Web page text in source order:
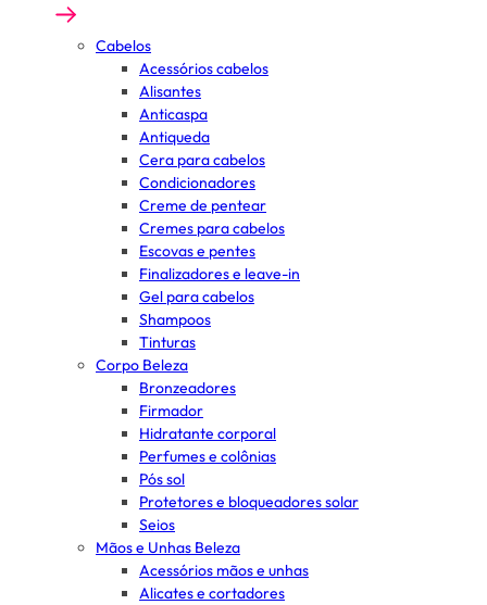
Cabelos
Acessórios cabelos
Alisantes
Anticaspa
Antiqueda
Cera para cabelos
Condicionadores
Creme de pentear
Cremes para cabelos
Escovas e pentes
Finalizadores e leave-in
Gel para cabelos
Shampoos
Tinturas
Corpo Beleza
Bronzeadores
Firmador
Hidratante corporal
Perfumes e colônias
Pós sol
Protetores e bloqueadores solar
Seios
Mãos e Unhas Beleza
Acessórios mãos e unhas
Alicates e cortadores